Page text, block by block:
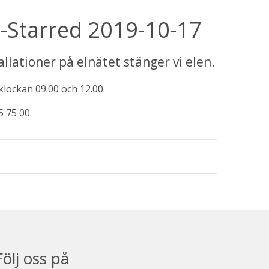
2019-10-17
på elnätet stänger vi elen.
09.00 och 12.00.
75 00.
oss på